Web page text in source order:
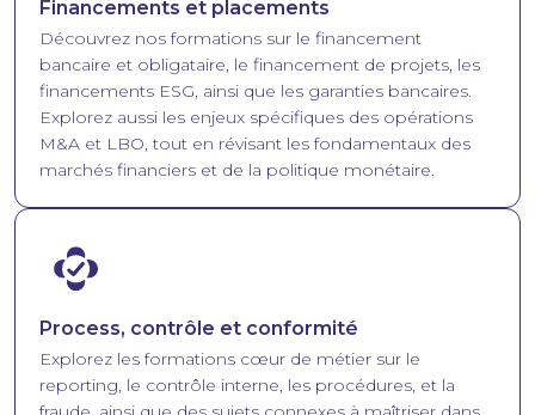
Financements et placements
Découvrez nos formations sur le financement
bancaire et obligataire, le financement de projets, les
financements ESG, ainsi que les garanties bancaires.
Explorez aussi les enjeux spécifiques des opérations
M&A et LBO, tout en révisant les fondamentaux des
marchés financiers et de la politique monétaire.
Image
Process, contrôle et conformité
Explorez les formations cœur de métier sur le
reporting, le contrôle interne, les procédures, et la